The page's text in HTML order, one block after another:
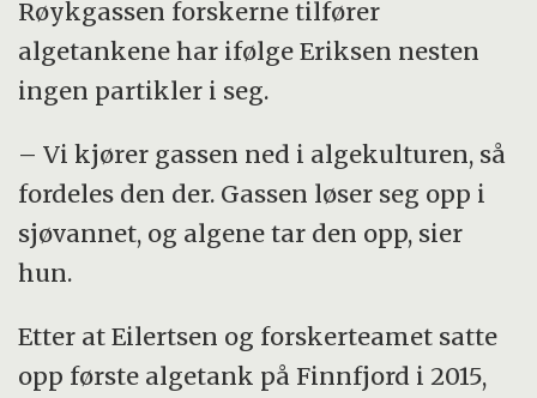
Røykgassen forskerne tilfører
algetankene har ifølge Eriksen nesten
ingen partikler i seg.
– Vi kjører gassen ned i algekulturen, så
fordeles den der. Gassen løser seg opp i
sjøvannet, og algene tar den opp, sier
hun.
Etter at Eilertsen og forskerteamet satte
opp første algetank på Finnfjord i 2015,